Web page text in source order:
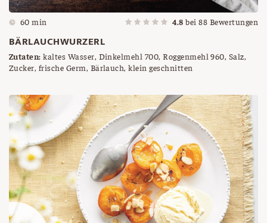
60 min 4.8 bei88 Bewertungen
BÄRLAUCHWURZERL
Zutaten: kaltes Wasser, Dinkelmehl 700, Roggenmehl 960, Salz,
Zucker, frische Germ, Bärlauch, klein geschnitten